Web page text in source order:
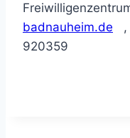
badnauheim.de ,
920359